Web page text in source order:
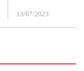
13/07/2023